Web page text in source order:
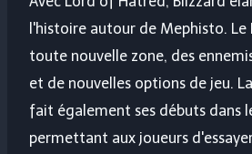
l'histoire autour de Mephisto. Le
toute nouvelle zone, des
et de nouvelles options de jeu.
fait également ses débuts dans
permettant aux joueurs